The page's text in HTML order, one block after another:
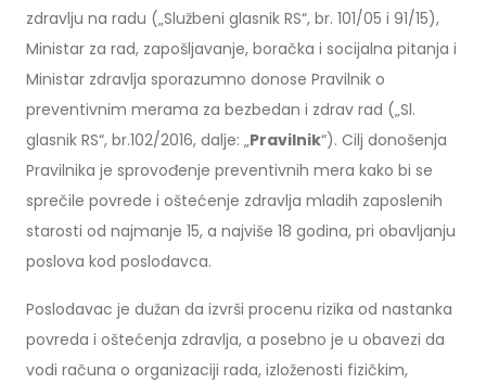
zdravlju na radu („Službeni glasnik RS“, br. 101/05 i 91/15),
Ministar za rad, zapošljavanje, boračka i socijalna pitanja i
Ministar zdravlja sporazumno donose Pravilnik o
preventivnim merama za bezbedan i zdrav rad („Sl.
glasnik RS“, br.102/2016, dalje: „Pravilnik“). Cilj donošenja
Pravilnika je sprovođenje preventivnih mera kako bi se
sprečile povrede i oštećenje zdravlja mladih zaposlenih
starosti od najmanje 15, a najviše 18 godina, pri obavljanju
poslova kod poslodavca.
Poslodavac je dužan da izvrši procenu rizika od nastanka
povreda i oštećenja zdravlja, a posebno je u obavezi da
vodi računa o organizaciji rada, izloženosti fizičkim,